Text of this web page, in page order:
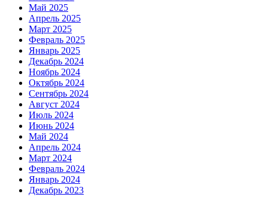
Май 2025
Апрель 2025
Март 2025
Февраль 2025
Январь 2025
Декабрь 2024
Ноябрь 2024
Октябрь 2024
Сентябрь 2024
Август 2024
Июль 2024
Июнь 2024
Май 2024
Апрель 2024
Март 2024
Февраль 2024
Январь 2024
Декабрь 2023